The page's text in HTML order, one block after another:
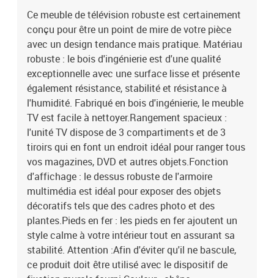
Ce meuble de télévision robuste est certainement
conçu pour être un point de mire de votre pièce
avec un design tendance mais pratique. Matériau
robuste : le bois d'ingénierie est d'une qualité
exceptionnelle avec une surface lisse et présente
également résistance, stabilité et résistance à
l'humidité. Fabriqué en bois d'ingénierie, le meuble
TV est facile à nettoyer.Rangement spacieux :
l'unité TV dispose de 3 compartiments et de 3
tiroirs qui en font un endroit idéal pour ranger tous
vos magazines, DVD et autres objets.Fonction
d'affichage : le dessus robuste de l'armoire
multimédia est idéal pour exposer des objets
décoratifs tels que des cadres photo et des
plantes.Pieds en fer : les pieds en fer ajoutent un
style calme à votre intérieur tout en assurant sa
stabilité. Attention :Afin d'éviter qu'il ne bascule,
ce produit doit être utilisé avec le dispositif de